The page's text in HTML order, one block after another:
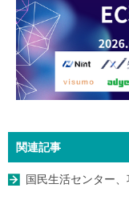
関連記事
国民生活センター